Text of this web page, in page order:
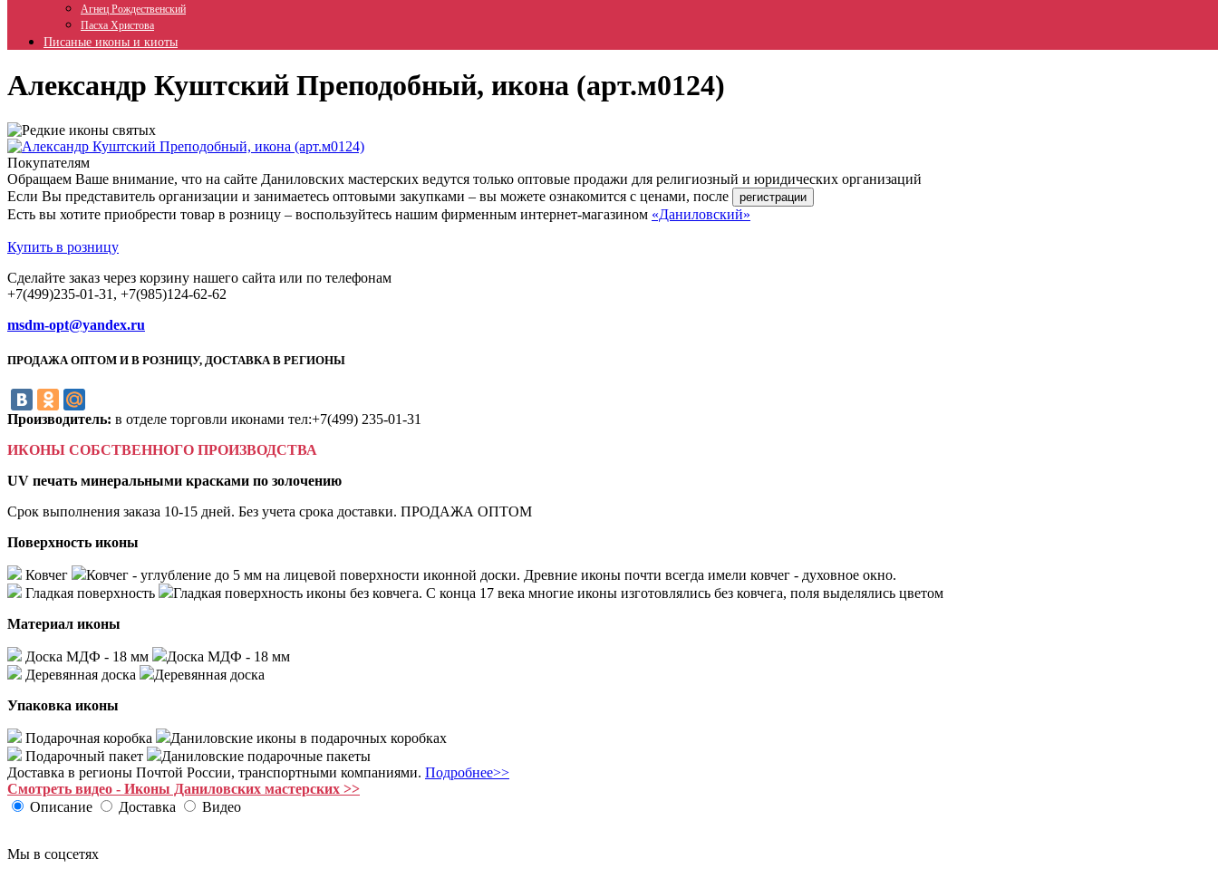
Агнец Рождественский
Пасха Христова
Писаные иконы и киоты
Александр Куштский Преподобный, икона (арт.м0124)
Покупателям
Обращаем Ваше внимание, что на сайте Даниловских мастерских ведутся только оптовые продажи для религиозный и юридических организаций
Если Вы представитель организации и занимаетесь оптовыми закупками – вы можете ознакомится с ценами, после
Есть вы хотите приобрести товар в розницу – воспользуйтесь нашим фирменным интернет-магазином «Даниловский»
Купить в розницу
Сделайте заказ через корзину нашего сайта или по телефонам
+7(499)235-01-31, +7(985)124-62-62
msdm-opt@yandex.ru
ПРОДАЖА ОПТОМ И В РОЗНИЦУ, ДОСТАВКА В РЕГИОНЫ
Производитель: в отделе торговли иконами тел:+7(499) 235-01-31
ИКОНЫ СОБСТВЕННОГО ПРОИЗВОДСТВА
UV печать минеральными красками по золочению
Срок выполнения заказа 10-15 дней. Без учета срока доставки. ПРОДАЖА ОПТОМ
Поверхность иконы
Ковчег
Ковчег - углубление до 5 мм на лицевой поверхности иконной доски. Древние иконы почти всегда имели ковчег - духовное окно.
Гладкая поверхность
Гладкая поверхность иконы без ковчега. С конца 17 века многие иконы изготовлялись без ковчега, поля выделялись цветом
Материал иконы
Доска МДФ - 18 мм
Доска МДФ - 18 мм
Деревянная доска
Деревянная доска
Упаковка иконы
Подарочная коробка
Даниловские иконы в подарочных коробках
Подарочный пакет
Даниловские подарочные пакеты
Доставка в регионы Почтой России, транспортными компаниями. Подробнее>>
Смотреть видео - Иконы Даниловских мастерских >>
Описание
Доставка Видео
Мы в соцсетях